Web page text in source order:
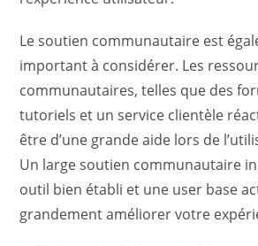
Le soutien communautaire est
important à considérer. Les
communautaires, telles que des
tutoriels et un service clientèle
être d’une grande aide lors de
Un large soutien communautaire
outil bien établi et une user base
grandement améliorer votre